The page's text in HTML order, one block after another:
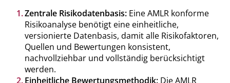
Zentrale Risikodatenbasis: Eine AMLR konforme
Risikoanalyse benötigt eine einheitliche,
versionierte Datenbasis, damit alle Risikofaktoren,
Quellen und Bewertungen konsistent,
nachvollziehbar und vollständig berücksichtigt
werden.
Einheitliche Bewertungsmethodik: Die AMLR